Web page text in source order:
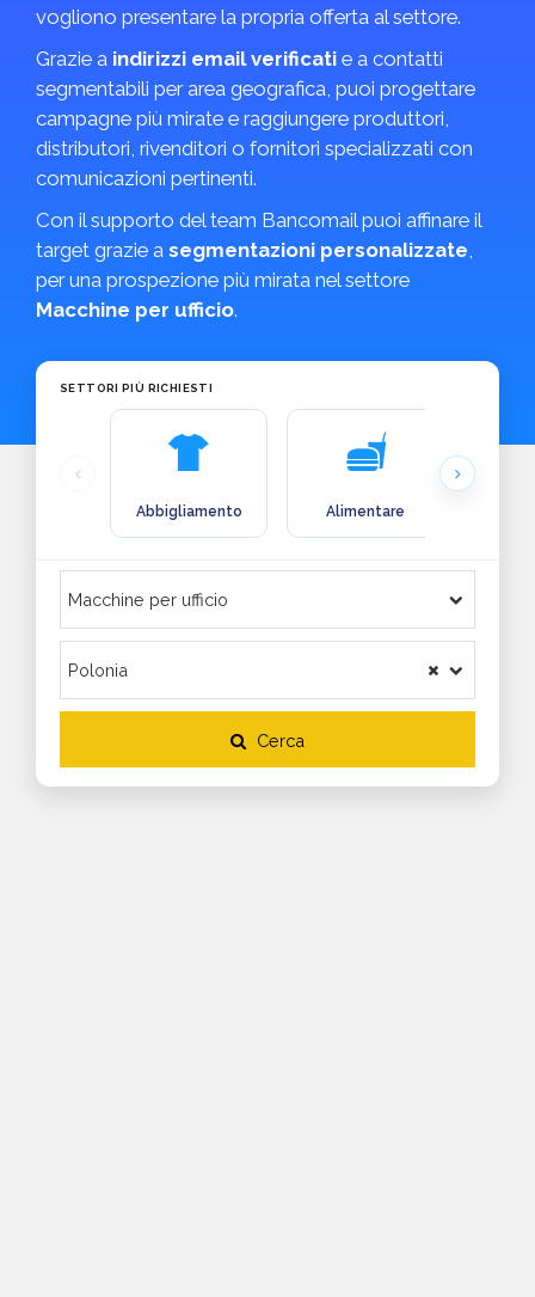
vogliono presentare la propria offerta al settore.
Grazie a indirizzi email verificati e a contatti
segmentabili per area geografica, puoi progettare
campagne più mirate e raggiungere produttori,
distributori, rivenditori o fornitori specializzati con
comunicazioni pertinenti.
Con il supporto del team Bancomail puoi affinare il
target grazie a segmentazioni personalizzate,
per una prospezione più mirata nel settore
Macchine per ufficio.
SETTORI PIÙ RICHIESTI
Abbigliamento Alimentare
Cerca